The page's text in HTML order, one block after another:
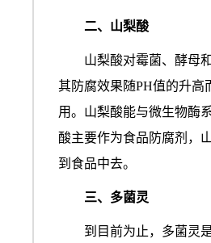
二、山梨酸
山梨酸对霉菌、酵母
其防腐效果随PH值的升高
用。山梨酸能与微生物酶
酸主要作为食品防腐剂，
到食品中去。
三、多菌灵
到目前为止，多菌灵